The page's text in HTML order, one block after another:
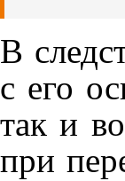
В
с его
так и
при